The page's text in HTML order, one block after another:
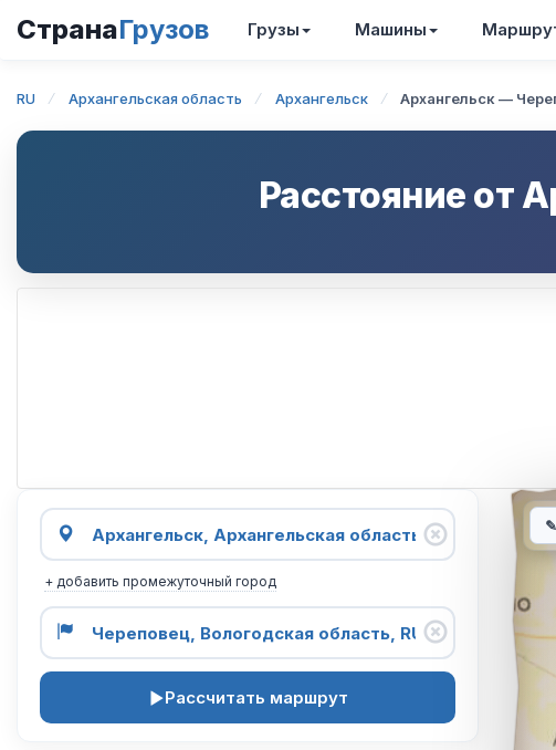
СтранаГрузов Грузы Машины
RU Архангельская область Архангельск Архангельск —
Расстояние от
+ добавить промежуточный город
Рассчитать маршрут
✎